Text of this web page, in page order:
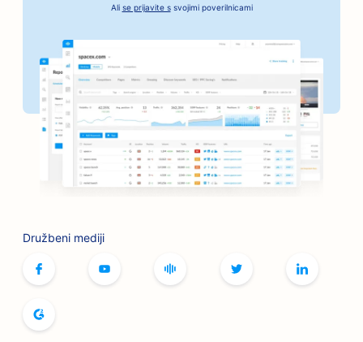
SEO za pekarne
SEO za frizerske salone
SEO za sklepe za peko na žaru
SEO za butike
SEO za storitve botoksa in polnil
SEO za knjigarne
Ali se prijavite ssvojimi poverilnicami
Družbeni mediji